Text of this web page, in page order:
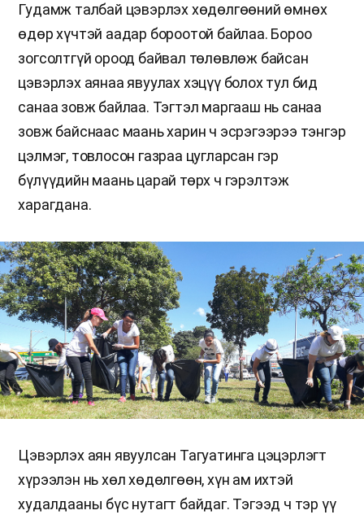
Гудамж талбай цэвэрлэх хөдөлгөөний өмнөх
өдөр хүчтэй аадар бороотой байлаа. Бороо
зогсолтгүй ороод байвал төлөвлөж байсан
цэвэрлэх аянаа явуулах хэцүү болох тул бид
санаа зовж байлаа. Тэгтэл маргааш нь санаа
зовж байснаас маань харин ч эсрэгээрээ тэнгэр
цэлмэг, товлосон газраа цугларсан гэр
бүлүүдийн маань царай төрх ч гэрэлтэж
харагдана.
Цэвэрлэх аян явуулсан Тагуатинга цэцэрлэгт
хүрээлэн нь хөл хөдөлгөөн, хүн ам ихтэй
худалдааны бүс нутагт байдаг. Тэгээд ч тэр үү